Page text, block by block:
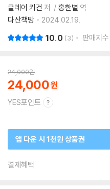
클레어 키건 저 홍한별 역
다산책방
2024.02.19.
10.0 3 판매지수
24,000원
24,000
YES포인트
앱 다운 시 1천원 상품권
결제혜택